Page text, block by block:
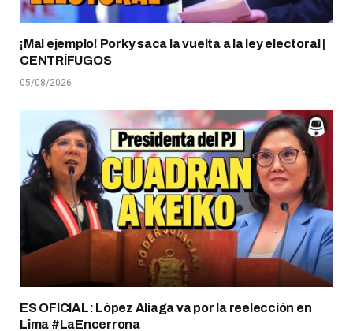
¡Mal ejemplo! Porky saca la vuelta a la ley electoral |
CENTRÍFUGOS
05/08/2026
ES OFICIAL: López Aliaga va por la reelección en
Lima #LaEncerrona